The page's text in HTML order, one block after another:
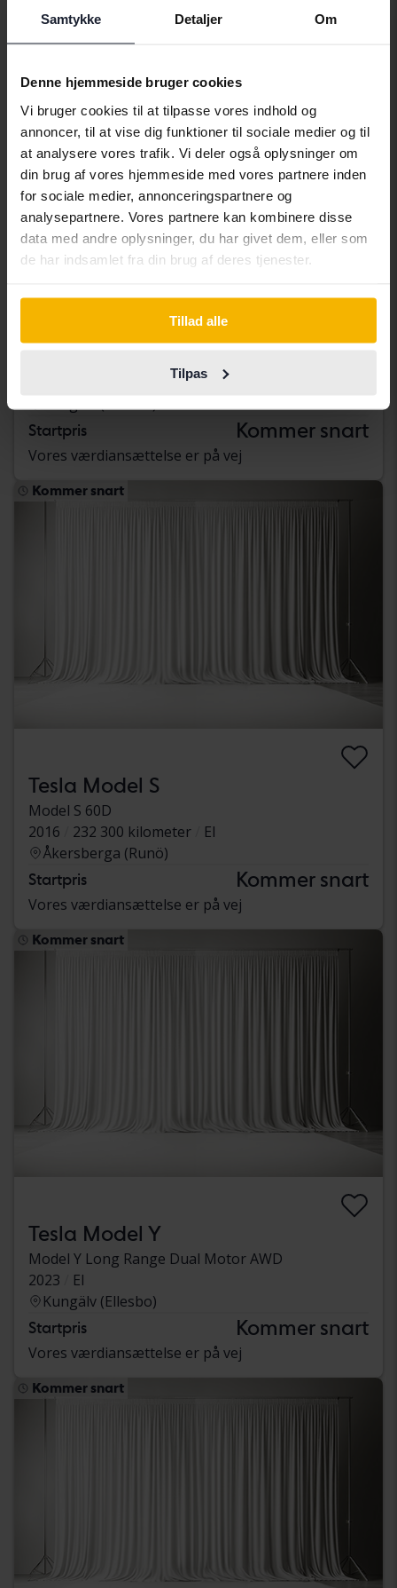
Samtykke Detaljer Om
Denne hjemmeside bruger cookies
Vi bruger cookies til at tilpasse vores indhold og
annoncer, til at vise dig funktioner til sociale medier og til
at analysere vores trafik. Vi deler også oplysninger om
din brug af vores hjemmeside med vores partnere inden
for sociale medier, annonceringspartnere og
analysepartnere. Vores partnere kan kombinere disse
data med andre oplysninger, du har givet dem, eller som
de har indsamlet fra din brug af deres tjenester.
Tillad alle
Tilpas
Kommer snart
Tesla Model Y
58 510 kilometer
El
Startpris Kommer snart
Vores værdiansættelse er på vej
Kommer snart
Tesla Model S
Model S 60D
2016
232 300 kilometer
El
Åkersberga (Runö)
Startpris Kommer snart
Vores værdiansættelse er på vej
Kommer snart
Tesla Model Y
Model Y Long Range Dual Motor AWD
2023
El
Kungälv (Ellesbo)
Startpris Kommer snart
Vores værdiansættelse er på vej
Kommer snart